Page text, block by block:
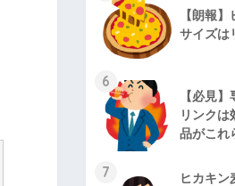
【朗報
サイズは
6
【必見
リンク
品がこれ
7
ヒカキン